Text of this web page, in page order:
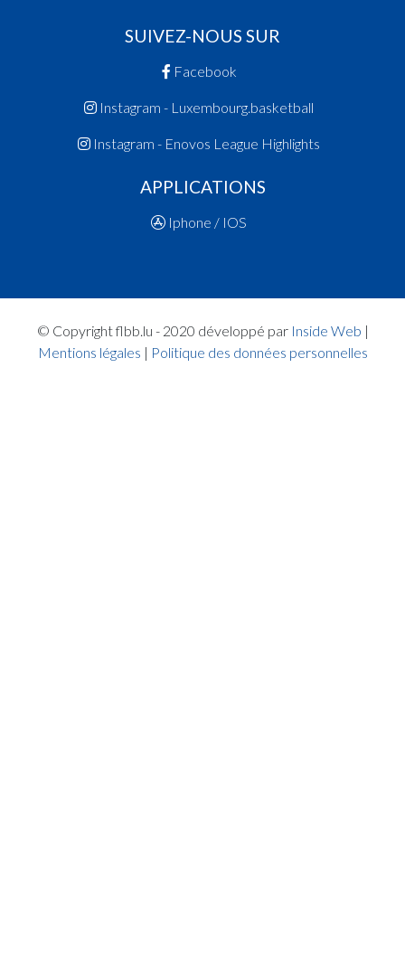
SUIVEZ-NOUS SUR
Facebook
Instagram - Luxembourg.basketball
Instagram - Enovos League Highlights
APPLICATIONS
Iphone / IOS
© Copyright flbb.lu - 2020 développé par Inside Web |
Mentions légales | Politique des données personnelles